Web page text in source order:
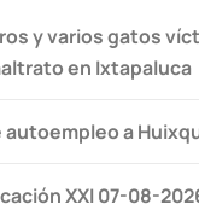
y varios gatos
en Ixtapaluca
a
XXI 07-08-